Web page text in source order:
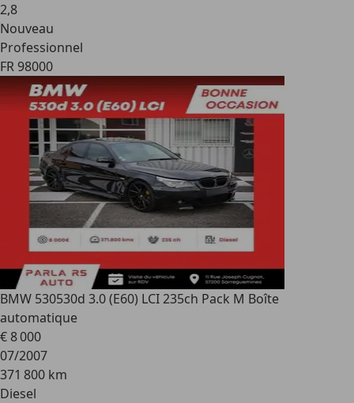
2,8
Nouveau
Professionnel
FR 98000
BMW 530530d 3.0 (E60) LCI 235ch Pack M Boîte
automatique
€ 8 000
07/2007
371 800 km
Diesel